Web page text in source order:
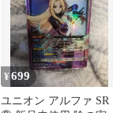
¥699
ユニオン アルファ SR